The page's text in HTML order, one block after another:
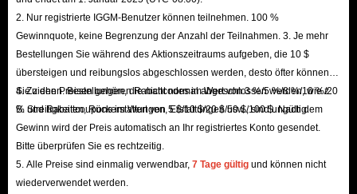
steigern.
Waffen, Reittiere und weitere Gegenstände bald
verfügbar!
ArcheAge WAR bietet eine enorme Vielfalt an
Gegenständen, darunter verschiedenste
Ausrüstungstypen, Verbrauchsmaterialien,
Handwerksmaterialien und spezielle Event-Token. All
2. Nur registrierte IGGM-Benutzer können teilnehmen. 100 %
Gewinnquote, keine Begrenzung der Anzahl der Teilnahmen. 3. Je mehr
Bestellungen Sie während des Aktionszeitraums aufgeben, die 10 $
übersteigen und reibungslos abgeschlossen werden, desto öfter können
Sie ziehen. Bestellungen, die nicht normal abgeschlossen werden, wie z.
B. Streitigkeiten, Rückerstattungen, Erstattungen usw., sind ungültig.
4. Zu den Preisen gehören Rabattcodes im Wert von 3 %/5 %/8 %/10 %/20
% und Rabattcoupons im Wert von 5 $/10 $/20 $/50 $/100 $. Nach dem
Gewinn wird der Preis automatisch an Ihr registriertes Konto gesendet.
Bitte überprüfen Sie es rechtzeitig.
5. Alle Preise sind einmalig verwendbar, 7 Tage gültig und können nicht
wiederverwendet werden.